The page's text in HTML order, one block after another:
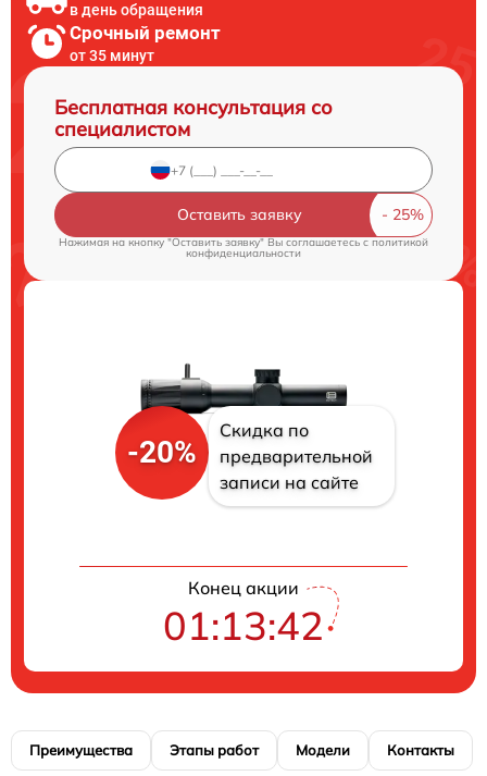
в день обращения
Срочный ремонт
от 35 минут
Бесплатная консультация со
специалистом
Оставить заявку
Нажимая на кнопку "Оставить заявку" Вы соглашаетесь cполитикой
конфиденциальности
-20%
Скидка по
предварительной
записи на сайте
Конец акции
01:13:41
Преимущества Этапы работ Модели Контакты